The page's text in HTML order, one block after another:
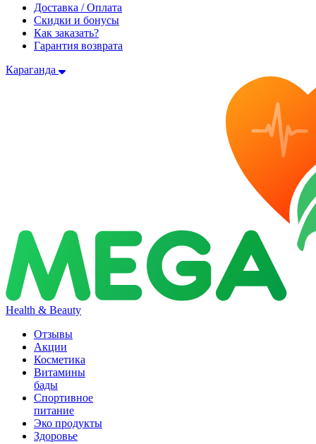
Доставка / Оплата
Скидки и бонусы
Как заказать?
Гарантия возврата
Караганда
Health & Beauty
Отзывы
Акции
Косметика
Витамины
бады
Спортивное
питание
Эко продукты
Здоровье